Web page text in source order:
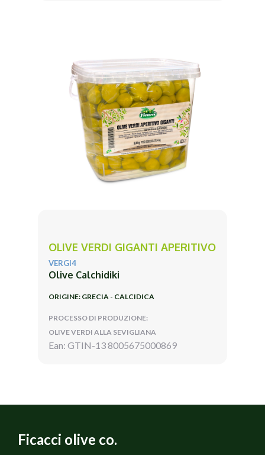
OLIVE VERDI GIGANTI APERITIVO
VERGI4
Olive Calchidiki
ORIGINE: GRECIA - CALCIDICA
PROCESSO DI PRODUZIONE:
OLIVE VERDI ALLA SEVIGLIANA
Ean: GTIN-13 8005675000869
Ficacci olive co.